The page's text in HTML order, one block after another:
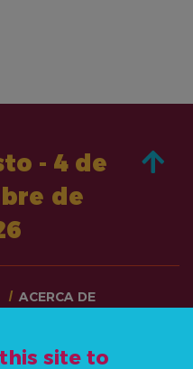
- 4 de
de
ACERCA DE
NOTICIAS Y RECURSOS
site to